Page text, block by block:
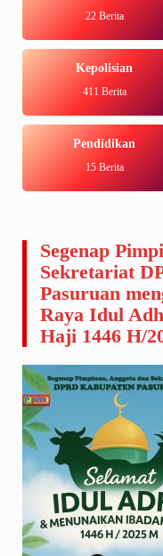
22 Berita
Kepolisian
411 Berita
Pendidikan
15 Berita
Segenap
Sekretariat
Pasuruan
Raya Idul
Haji 1446 H/